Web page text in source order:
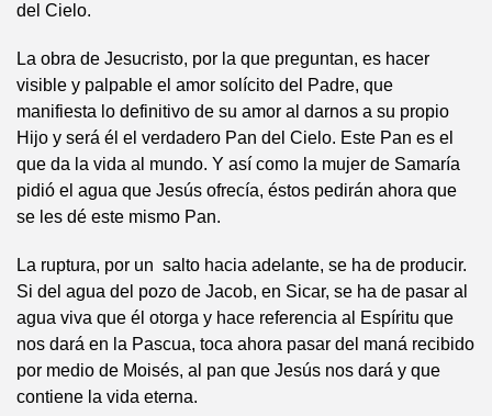
del Cielo.
La obra de Jesucristo, por la que preguntan, es hacer
visible y palpable el amor solícito del Padre, que
manifiesta lo definitivo de su amor al darnos a su propio
Hijo y será él el verdadero Pan del Cielo. Este Pan es el
que da la vida al mundo. Y así como la mujer de Samaría
pidió el agua que Jesús ofrecía, éstos pedirán ahora que
se les dé este mismo Pan.
La ruptura, por un salto hacia adelante, se ha de producir.
Si del agua del pozo de Jacob, en Sicar, se ha de pasar al
agua viva que él otorga y hace referencia al Espíritu que
nos dará en la Pascua, toca ahora pasar del maná recibido
por medio de Moisés, al pan que Jesús nos dará y que
contiene la vida eterna.